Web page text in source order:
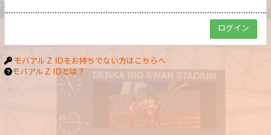
モバアルＺ IDをお持ちでない方はこちらへ
モバアルＺ IDとは？